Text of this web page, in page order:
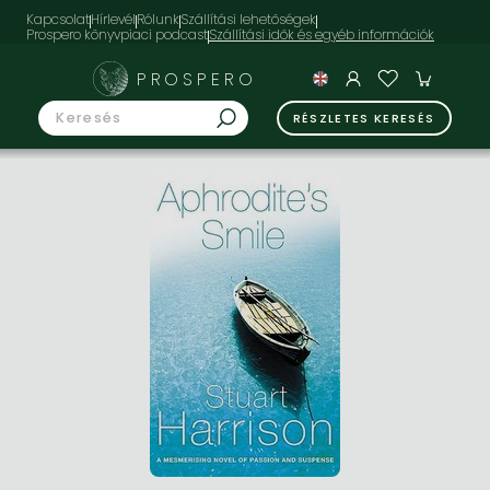
KapcsolatHírlevélRólunkSzállítási lehetőségek
Prospero könyvpiaci podcast
PROSPERO
RÉSZLETES KERESÉS